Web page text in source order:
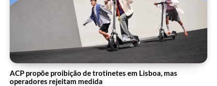
ACP propõe proibição de trotinetes em Lisboa, mas
operadores rejeitam medida